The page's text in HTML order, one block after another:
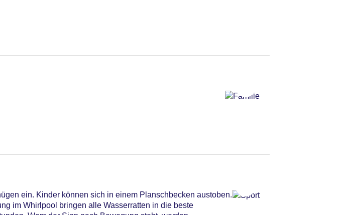
ein. Kinder können sich in einem Planschbecken austoben.
im Whirlpool bringen alle Wasserratten in die beste